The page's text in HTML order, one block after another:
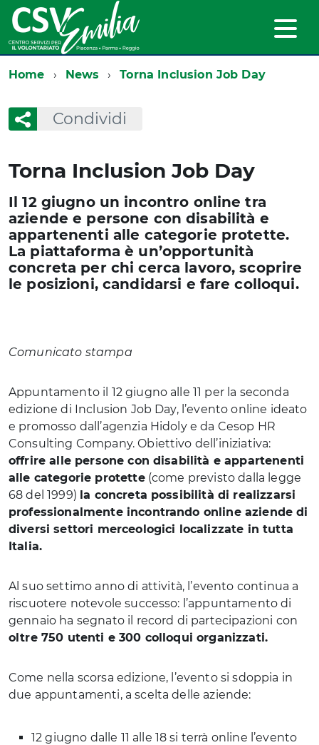
Home News Torna Inclusion Job Day
Torna Inclusion Job Day
Il 12 giugno un incontro online tra
aziende e persone con disabilità e
appartenenti alle categorie protette.
La piattaforma è un’opportunità
concreta per chi cerca lavoro, scoprire
le posizioni, candidarsi e fare colloqui.
Condividi
Comunicato stampa
Appuntamento il 12 giugno alle 11 per la seconda
edizione di Inclusion Job Day, l’evento online ideato
e promosso dall’agenzia Hidoly e da Cesop HR
Consulting Company. Obiettivo dell’iniziativa:
offrire alle persone con disabilità e appartenenti
alle categorie protette(come previsto dalla legge
68 del 1999) la concreta possibilità di realizzarsi
professionalmente incontrando online aziende di
diversi settori merceologici localizzate in tutta
Italia.
Al suo settimo anno di attività, l’evento continua a
riscuotere notevole successo: l’appuntamento di
gennaio ha segnato il record di partecipazioni con
oltre 750 utenti e 300 colloqui organizzati.
Come nella scorsa edizione, l’evento si sdoppia in
due appuntamenti, a scelta delle aziende:
12 giugno dalle 11 alle 18 si terrà online l’evento